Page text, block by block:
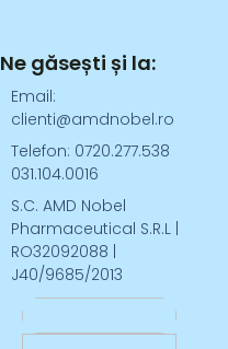
Ne găsești și la:
Email:
clienti@amdnobel.ro
Telefon: 0720.277.538
031.104.0016
S.C. AMD Nobel
Pharmaceutical S.R.L |
RO32092088 |
J40/9685/2013